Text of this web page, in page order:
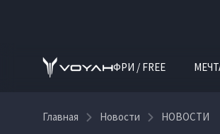
ФРИ / FREE
Главная Новости НОВОСТИ